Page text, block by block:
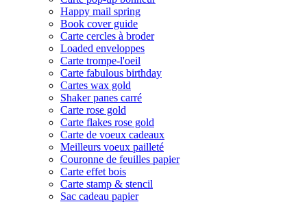
Happy mail spring
Book cover guide
Carte cercles à broder
Loaded enveloppes
Carte trompe-l'oeil
Carte fabulous birthday
Cartes wax gold
Shaker panes carré
Carte rose gold
Carte flakes rose gold
Carte de voeux cadeaux
Meilleurs voeux pailleté
Couronne de feuilles papier
Carte effet bois
Carte stamp & stencil
Sac cadeau papier